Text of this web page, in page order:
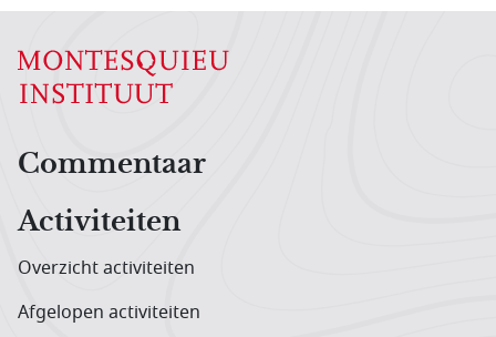
Hoofdnavigatiemenu
Commentaar
Activiteiten
Overzicht activiteiten
Afgelopen activiteiten